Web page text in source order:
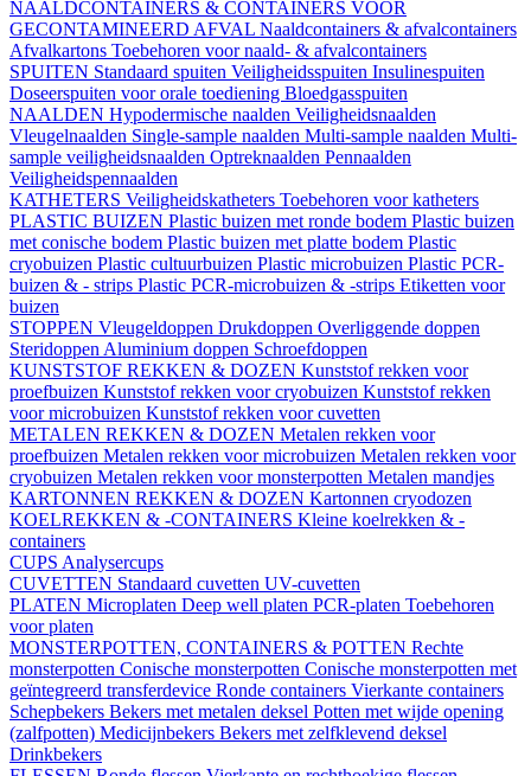
NAALDCONTAINERS & CONTAINERS VOOR
GECONTAMINEERD AFVAL Naaldcontainers & afvalcontainers
Afvalkartons Toebehoren voor naald- & afvalcontainers
SPUITEN Standaard spuiten Veiligheidsspuiten Insulinespuiten
Doseerspuiten voor orale toediening Bloedgasspuiten
NAALDEN Hypodermische naalden Veiligheidsnaalden
Vleugelnaalden Single-sample naalden Multi-sample naalden Multi-
sample veiligheidsnaalden Optreknaalden Pennaalden
Veiligheidspennaalden
KATHETERS Veiligheidskatheters Toebehoren voor katheters
PLASTIC BUIZEN Plastic buizen met ronde bodem Plastic buizen
met conische bodem Plastic buizen met platte bodem Plastic
cryobuizen Plastic cultuurbuizen Plastic microbuizen Plastic PCR-
buizen & - strips Plastic PCR-microbuizen & -strips Etiketten voor
buizen
STOPPEN Vleugeldoppen Drukdoppen Overliggende doppen
Steridoppen Aluminium doppen Schroefdoppen
KUNSTSTOF REKKEN & DOZEN Kunststof rekken voor
proefbuizen Kunststof rekken voor cryobuizen Kunststof rekken
voor microbuizen Kunststof rekken voor cuvetten
METALEN REKKEN & DOZEN Metalen rekken voor
proefbuizen Metalen rekken voor microbuizen Metalen rekken voor
cryobuizen Metalen rekken voor monsterpotten Metalen mandjes
KARTONNEN REKKEN & DOZEN Kartonnen cryodozen
KOELREKKEN & -CONTAINERS Kleine koelrekken & -
containers
CUPS Analysercups
CUVETTEN Standaard cuvetten UV-cuvetten
PLATEN Microplaten Deep well platen PCR-platen Toebehoren
voor platen
MONSTERPOTTEN, CONTAINERS & POTTEN Rechte
monsterpotten Conische monsterpotten Conische monsterpotten met
geïntegreerd transferdevice Ronde containers Vierkante containers
Schepbekers Bekers met metalen deksel Potten met wijde opening
(zalfpotten) Medicijnbekers Bekers met zelfklevend deksel
Drinkbekers